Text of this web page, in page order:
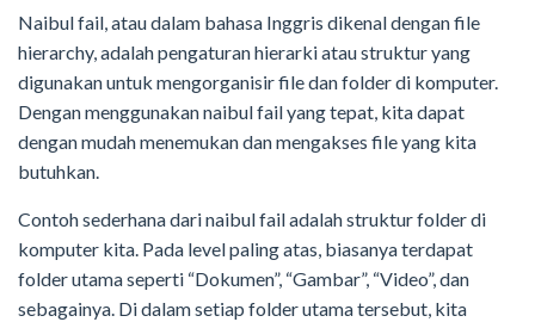
Naibul fail, atau dalam bahasa Inggris dikenal dengan file
hierarchy, adalah pengaturan hierarki atau struktur yang
digunakan untuk mengorganisir file dan folder di komputer.
Dengan menggunakan naibul fail yang tepat, kita dapat
dengan mudah menemukan dan mengakses file yang kita
butuhkan.
Contoh sederhana dari naibul fail adalah struktur folder di
komputer kita. Pada level paling atas, biasanya terdapat
folder utama seperti “Dokumen”, “Gambar”, “Video”, dan
sebagainya. Di dalam setiap folder utama tersebut, kita